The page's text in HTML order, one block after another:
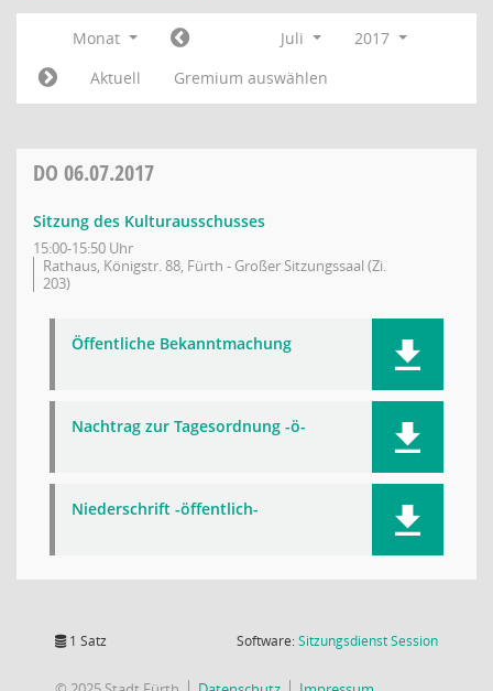
Monat Juli
2017
Aktuell
Gremium auswählen
DO 06.07.2017
Sitzung des Kulturausschusses
15:00-15:50 Uhr
Rathaus, Königstr. 88, Fürth - Großer Sitzungssaal (Zi.
203)
Öffentliche Bekanntmachung
Nachtrag zur Tagesordnung -ö-
Niederschrift -öffentlich-
1 Satz Software:SitzungsdienstSession(Wird in